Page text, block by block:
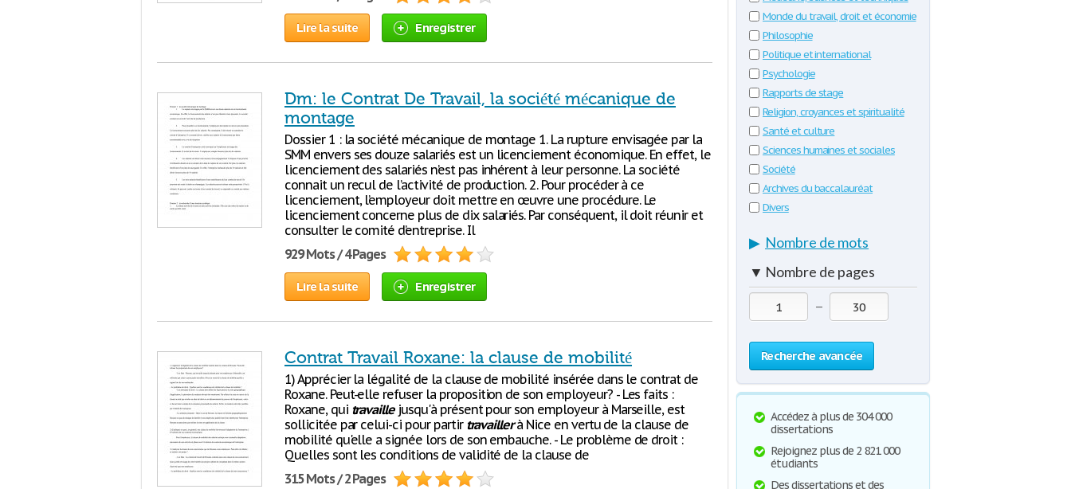
Lire la suite Enregistrer
Dm: le Contrat De Travail, la société mécanique de
montage
Dossier 1 : la société mécanique de montage 1. La rupture envisagée par la
SMM envers ses douze salariés est un licenciement économique. En effet, le
licenciement des salariés n’est pas inhérent à leur personne. La société
connait un recul de l’activité de production. 2. Pour procéder à ce
licenciement, l’employeur doit mettre en œuvre une procédure. Le
licenciement concerne plus de dix salariés. Par conséquent, il doit réunir et
consulter le comité d’entreprise. Il
929 Mots / 4 Pages
Lire la suite Enregistrer
Contrat Travail Roxane: la clause de mobilité
1) Apprécier la légalité de la clause de mobilité insérée dans le contrat de
Roxane. Peut-elle refuser la proposition de son employeur? - Les faits :
Roxane, qui travaillejusqu'à présent pour son employeur à Marseille, est
sollicitée par celui-ci pour partir travaillerà Nice en vertu de la clause de
mobilité qu'elle a signée lors de son embauche. - Le problème de droit :
Quelles sont les conditions de validité de la clause de
315 Mots / 2 Pages
Monde du travail, droit et économie
Philosophie
Politique et international
Psychologie
Rapports de stage
Religion, croyances et spiritualité
Santé et culture
Sciences humaines et sociales
Société
Archives du baccalauréat
Divers
▶ Nombre de mots
▼ Nombre de pages
—
Recherche avancée
Accédez à plus de 304 000
dissertations
Rejoignez plus de 2 821 000
étudiants
Des dissertations et des